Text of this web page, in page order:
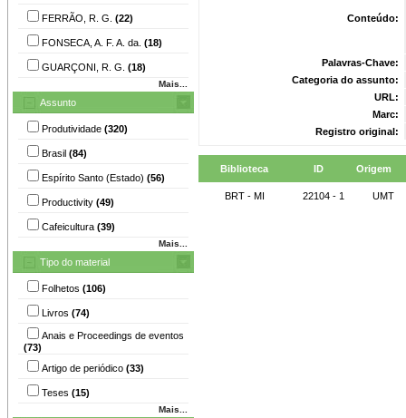
FERRÃO, R. G. (22)
FONSECA, A. F. A. da. (18)
GUARÇONI, R. G. (18)
Mais...
Assunto
Produtividade (320)
Brasil (84)
Espírito Santo (Estado) (56)
Productivity (49)
Cafeicultura (39)
Mais...
Tipo do material
Folhetos (106)
Livros (74)
Anais e Proceedings de eventos
(73)
Artigo de periódico (33)
Teses (15)
Mais...
Conteúdo:
Palavras-Chave:
Categoria do assunto:
URL:
Marc:
Registro original:
Biblioteca ID Origem
BRT - MI 22104 - 1 UMT